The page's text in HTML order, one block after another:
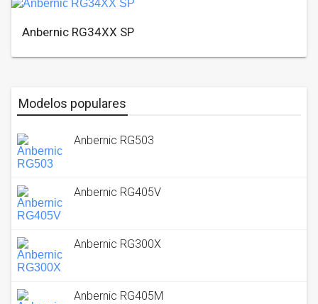
Anbernic RG34XX SP
Modelos populares
Anbernic RG503
Anbernic RG405V
Anbernic RG300X
Anbernic RG405M